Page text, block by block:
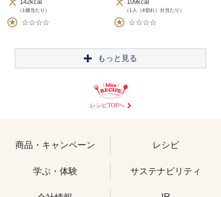
142kcal
（1個当たり）
☆☆☆☆
109kcal
（1人（4切れ）分当たり）
☆☆☆☆
もっと見る
レシピTOPへ
商品・キャンペーン レシピ
学ぶ・体験 サステナビリティ